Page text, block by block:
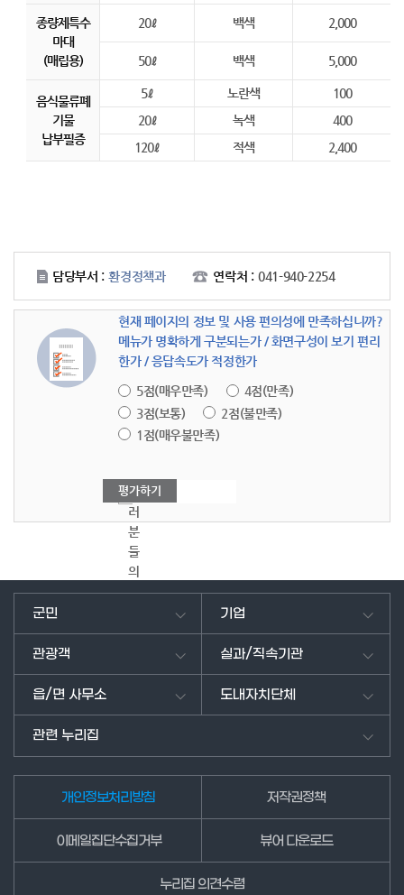
종량제특수
마대
(매립용)
20ℓ 백색 2,000
50ℓ 백색 5,000
음식물류폐
기물
납부필증
5ℓ 노란색
100
20ℓ
녹색
400
120ℓ
적색 2,400
담당부서 : 환경정책과 연락처 : 041-940-2254
현재 페이지의 정보 및 사용 편의성에 만족하십니까?
메뉴가 명확하게 구분되는가 / 화면구성이 보기 편리
한가 / 응답속도가 적정한가
5점(매우만족)
4점(만족)
3점(보통)
2점(불만족)
1점(매우불만족)
여
러
분
들
의
의
을
군민 기업
관광객 실과/직속기관
읍/면 사무소 도내자치단체
관련 누리집
개인정보처리방침 저작권정책
이메일집단수집거부 뷰어 다운로드
누리집 의견수렴